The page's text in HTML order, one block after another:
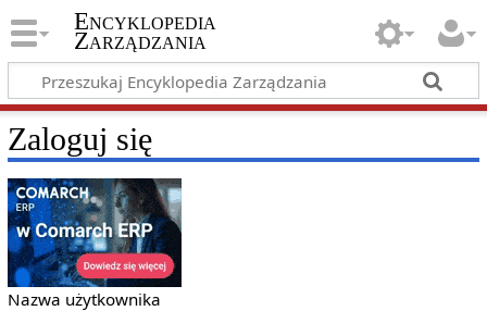
Encyklopedia
Zarządzania
Zaloguj się
Nazwa użytkownika